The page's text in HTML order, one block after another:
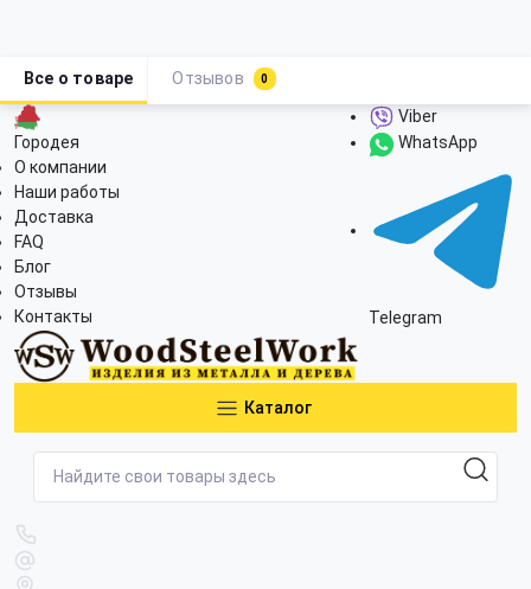
Городея
О компании
Наши работы
Доставка
FAQ
Блог
Отзывы
Контакты
Viber
WhatsApp
Telegram
Каталог
Все о товаре Отзывов 0